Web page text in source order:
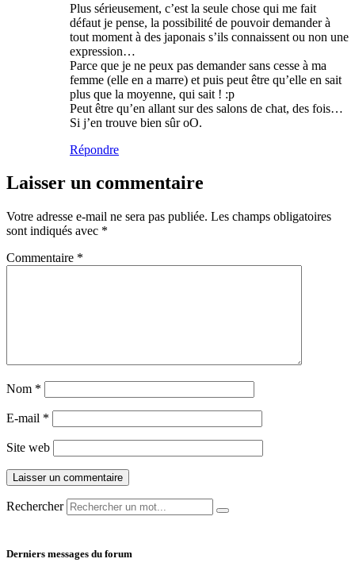
Plus sérieusement, c’est la seule chose qui me fait
défaut je pense, la possibilité de pouvoir demander à
tout moment à des japonais s’ils connaissent ou non une
expression…
Parce que je ne peux pas demander sans cesse à ma
femme (elle en a marre) et puis peut être qu’elle en sait
plus que la moyenne, qui sait ! :p
Peut être qu’en allant sur des salons de chat, des fois…
Si j’en trouve bien sûr oO.
Répondre
Laisser un commentaire
Votre adresse e-mail ne sera pas publiée. Les champs obligatoires
sont indiqués avec *
Commentaire *
Nom *
E-mail *
Site web
Rechercher
Derniers messages du forum